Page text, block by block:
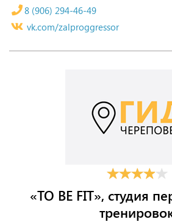
8 (906) 294-46-49
vk.com/zalproggressor
«TO BE FIT», студия